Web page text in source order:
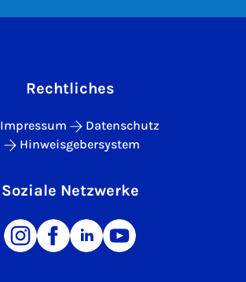
Rechtliches
Impressum
Datenschutz
Hinweisgebersystem
Soziale Netzwerke